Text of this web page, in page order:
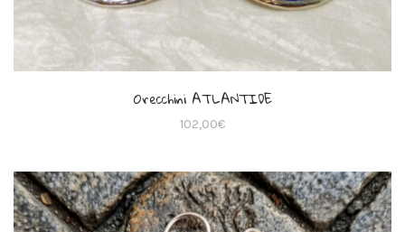
Orecchini ATLANTIDE
102,00€